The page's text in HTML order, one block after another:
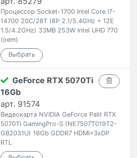
Процессор Socket-1700 Intel Core i7-
14700 20C/28T (8P 2.1/5.4GHz + 12E
1.5/4.2GHz) 33MB 253W Intel UHD 770
(oem)
GeForce RTX 5070Ti
16Gb
арт. 91574
Видеокарта NVIDIA GeForce Palit RTX
5070Ti GamingPro-S (NE7507T019T2-
GB2031U) 16Gb GDDR7 HDMI+3xDP
RTL